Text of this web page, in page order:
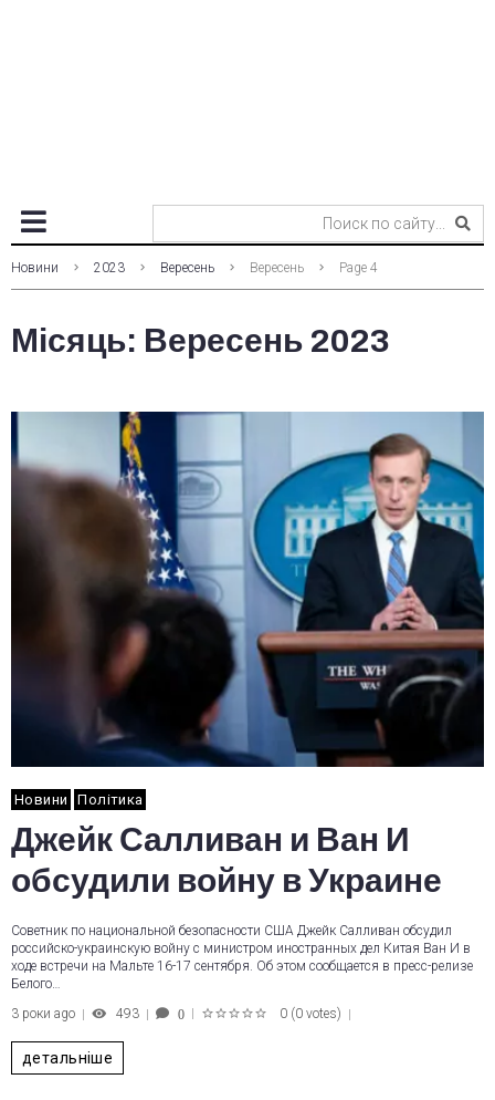
Новини 2023 Вересень Вересень Page 4
Місяць: Вересень 2023
Новини Політика
Джейк Салливан и Ван И
обсудили войну в Украине
Советник по национальной безопасности США Джейк Салливан обсудил
российско-украинскую войну с министром иностранных дел Китая Ван И в
ходе встречи на Мальте 16-17 сентября. Об этом сообщается в пресс-релизе
Белого…
3 роки ago
493 0 0 (0 votes)
детальніше